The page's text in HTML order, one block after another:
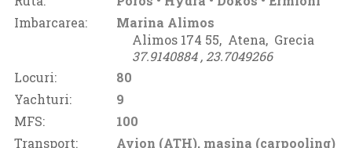
Imbarcarea:
Marina Alimos
Alimos 174 55‚ Atena‚ Grecia
37.9140884 ‚ 23.7049266
Locuri:
80
Yachturi:
9
MFS:
100
Transport:
Avion (ATH), masina (carpooling)